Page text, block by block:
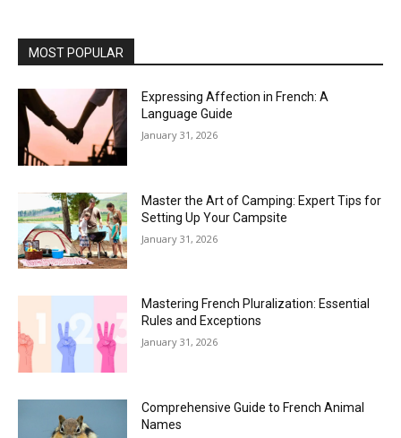
MOST POPULAR
Expressing Affection in French: A
Language Guide
January 31, 2026
Master the Art of Camping: Expert Tips for
Setting Up Your Campsite
January 31, 2026
Mastering French Pluralization: Essential
Rules and Exceptions
January 31, 2026
Comprehensive Guide to French Animal
Names